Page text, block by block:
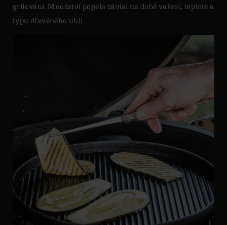
grilování. Množství popela závisí na době vaření, teplotě a
typu dřevěného uhlí.